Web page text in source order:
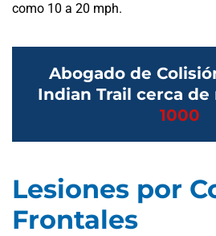
como 10 a 20 mph.
Abogado de
Indian Trail cerca de
1000
Lesiones por
Frontales